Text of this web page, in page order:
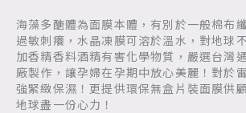
海藻多醣體為面膜本體，有別於一般棉布
過敏刺癢，水晶凍膜可溶於溫水，對地球
加香精香料酒精有害化學物質，嚴選台灣
廠製作，讓孕婦在孕期中放心美麗！對於
強緊緻保濕！更提供環保無盒片裝面膜供
地球盡一份心力！